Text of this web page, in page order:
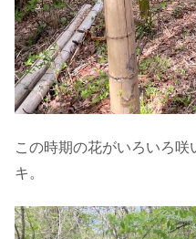
この時期の花がいろいろ
キ。